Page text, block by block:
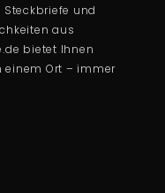
und
aus
bietet Ihnen
einem Ort – immer